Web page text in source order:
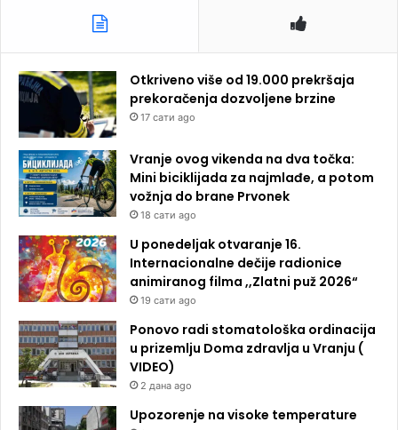
Otkriveno više od 19.000 prekršaja
prekoračenja dozvoljene brzine
17 сати ago
Vranje ovog vikenda na dva točka:
Mini biciklijada za najmlađe, a potom
vožnja do brane Prvonek
18 сати ago
U ponedeljak otvaranje 16.
Internacionalne dečije radionice
animiranog filma ,,Zlatni puž 2026“
19 сати ago
Ponovo radi stomatološka ordinacija
u prizemlju Doma zdravlja u Vranju (
VIDEO)
2 дана ago
Upozorenje na visoke temperature